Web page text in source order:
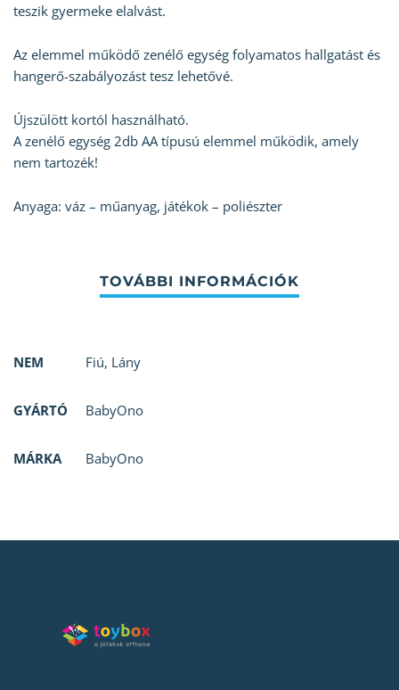
teszik gyermeke elalvást.
Az elemmel működő zenélő egység folyamatos hallgatást és
hangerő-szabályozást tesz lehetővé.
Újszülött kortól használható.
A zenélő egység 2db AA típusú elemmel működik, amely
nem tartozék!
Anyaga: váz – műanyag, játékok – poliészter
NEM Fiú, Lány
GYÁRTÓ BabyOno
MÁRKA BabyOno